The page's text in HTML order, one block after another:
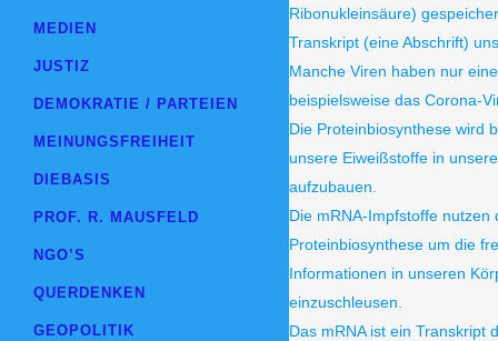
MEDIEN
JUSTIZ
DEMOKRATIE / PARTEIEN
MEINUNGSFREIHEIT
DIEBASIS
PROF. R. MAUSFELD
NGO’S
QUERDENKEN
GEOPOLITIK
Ribonukleinsäure)
Transkript (eine Abschrift)
Manche Viren haben nur
beispielsweise das Corona-
Die Proteinbiosynthese wird
unsere Eiweißstoffe in
aufzubauen.
Die mRNA-Impfstoffe nutzen
Proteinbiosynthese um die
Informationen in unseren
einzuschleusen.
Das mRNA ist ein Transkript